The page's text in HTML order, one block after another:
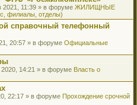
2021, 11:39 » в форуме ЖИЛИЩНЫЕ
филиалы, отделы)
справочный телефонный
20:57 » в форуме Официальные
2020, 14:21 » в форуме Власть о
22:17 » в форуме Прохождение срочной